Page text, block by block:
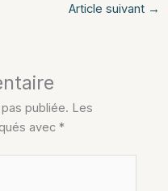
Article suivant →
publiée. Les
avec*